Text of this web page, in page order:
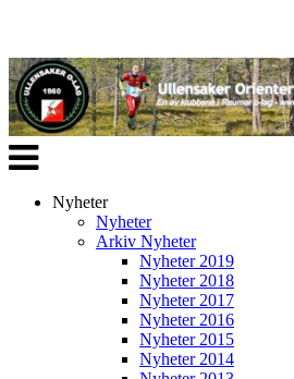
Veksle
navigasjon
Nyheter
Nyheter
Arkiv Nyheter
Nyheter 2019
Nyheter 2018
Nyheter 2017
Nyheter 2016
Nyheter 2015
Nyheter 2014